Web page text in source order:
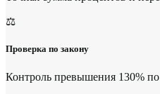
⚖️
Проверка по закону
Контроль превышения 130%